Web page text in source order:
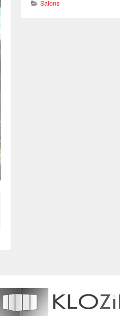
Salons